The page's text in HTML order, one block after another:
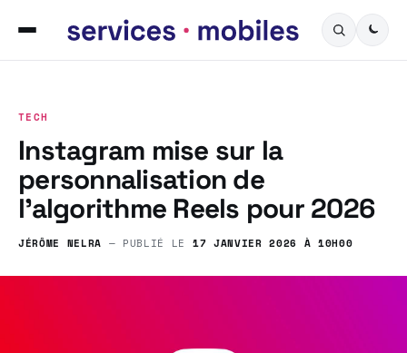
TECH
Instagram mise sur la
personnalisation de
l’algorithme Reels pour 2026
JÉRÔME NELRA — PUBLIÉ LE 17 JANVIER 2026 À 10H00